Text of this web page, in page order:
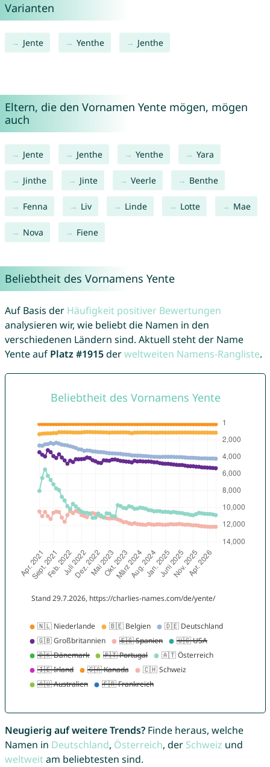
Varianten
Jente Yenthe Jenthe
Eltern, die den Vornamen Yente mögen, mögen
auch
Jente Jenthe Yenthe Yara
Jinthe Jinte Veerle Benthe
Fenna Liv Linde Lotte Mae
Nova Fiene
Beliebtheit des Vornamens Yente
Auf Basis der Häufigkeit positiver Bewertungen
analysieren wir, wie beliebt die Namen in den
verschiedenen Ländern sind. Aktuell steht der Name
Yente auf Platz #1915derweltweiten Namens-Rangliste.
Neugierig auf weitere Trends?Finde heraus, welche
Namen in Deutschland, Österreich, der Schweiz und
weltweitam beliebtesten sind.